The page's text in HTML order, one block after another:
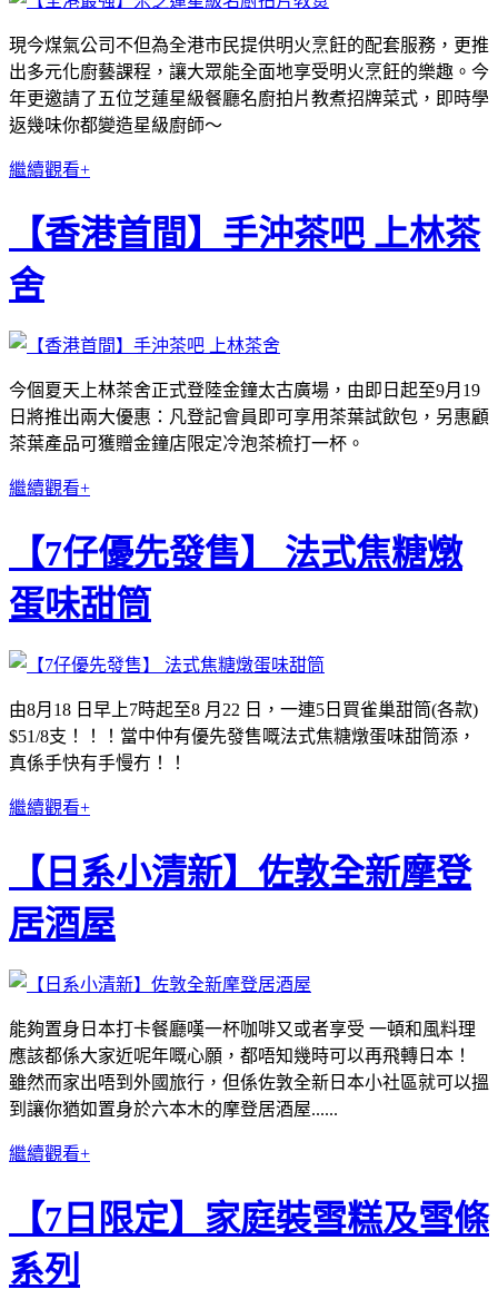
現今煤氣公司不但為全港市民提供明火烹飪的配套服務，更推
出多元化廚藝課程，讓大眾能全面地享受明火烹飪的樂趣。今
年更邀請了五位芝蓮星級餐廳名廚拍片教煮招牌菜式，即時學
返幾味你都變造星級廚師～
繼續觀看+
【香港首間】手沖茶吧 上林茶
舍
今個夏天上林茶舍正式登陸金鐘太古廣場，由即日起至9月19
日將推出兩大優惠：凡登記會員即可享用茶葉試飲包，另惠顧
茶葉產品可獲贈金鐘店限定冷泡茶梳打一杯。
繼續觀看+
【7仔優先發售】 法式焦糖燉
蛋味甜筒
由8月18 日早上7時起至8 月22 日，一連5日買雀巢甜筒(各款)
$51/8支！！！當中仲有優先發售嘅法式焦糖燉蛋味甜筒添，
真係手快有手慢冇！！
繼續觀看+
【日系小清新】佐敦全新摩登
居酒屋
能夠置身日本打卡餐廳嘆一杯咖啡又或者享受 一頓和風料理
應該都係大家近呢年嘅心願，都唔知幾時可以再飛轉日本！
雖然而家出唔到外國旅行，但係佐敦全新日本小社區就可以搵
到讓你猶如置身於六本木的摩登居酒屋......
繼續觀看+
【7日限定】家庭裝雪糕及雪條
系列